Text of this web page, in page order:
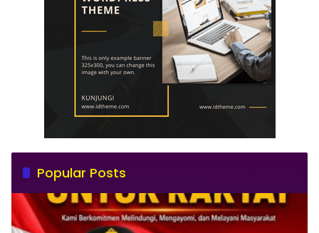
Popular Posts